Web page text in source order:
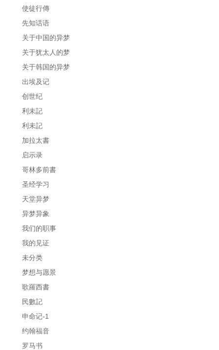
使徒行傳
先知话语
关于中国的异梦
关于犹太人的梦
关于韩国的异梦
出埃及记
创世纪
利未記
利未記
加拉太書
启示录
哥林多前書
圣经学习
天堂异梦
异梦异象
我们的职事
我的见证
未分类
梦想与愿景
歌羅西書
民數記
申命记-1
约翰福音
罗马书